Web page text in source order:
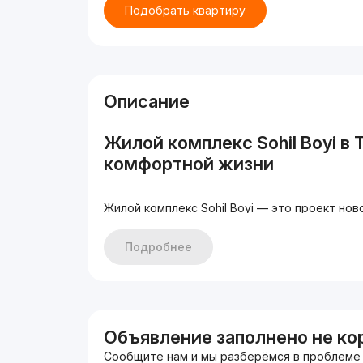
Подобрать квартиру
Описание
Жилой комплекс Sohil Boyi в
комфортной жизни
Жилой комплекс Sohil Boyi — это проект
сборной технологии, что гарантирует
Инфраструктура комплекса
Подробнее
Объявление заполнено не
Сообщите нам и мы разберёмся в проблеме